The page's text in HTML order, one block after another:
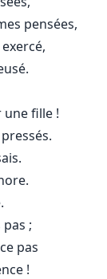
pensées,
fille !
pas ;
pas
!